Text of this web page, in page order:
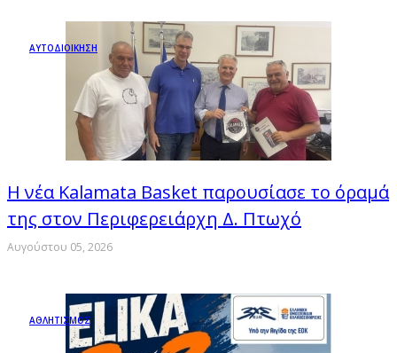
ΑΥΤΟΔΙΟΙΚΗΣΗ
Η νέα Kalamata Basket παρουσίασε το όραμά
της στον Περιφερειάρχη Δ. Πτωχό
Αυγούστου 05, 2026
ΑΘΛΗΤΙΣΜΟΣ